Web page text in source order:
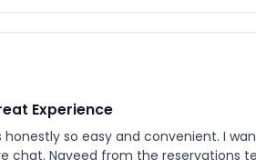
Experience
honestly so easy and convenient. I
chat. Naveed from the reservations